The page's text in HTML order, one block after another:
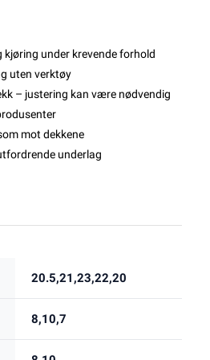
kjøring under krevende forhold
uten verktøy
– justering kan være nødvendig
mot dekkene
underlag
20.5,21,23,22,20
8,10,7